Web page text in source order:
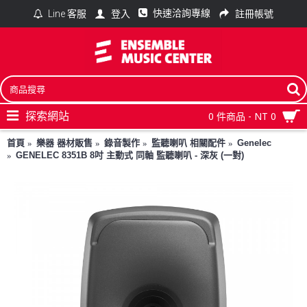
Line 客服 登入 快速洽詢專線 註冊帳號
0 件商品 - NT 0
探索網站
首頁 樂器 器材販售 錄音製作 監聽喇叭 相關配件
Genelec
GENELEC 8351B 8吋 主動式 同軸 監聽喇叭 - 深灰 (一對)